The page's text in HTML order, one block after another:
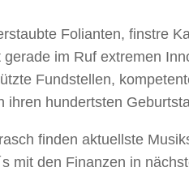
Folianten, finstre
im Ruf extremen
Fundstellen,
ihren hundertsten
finden aktuellste
mit den Finanzen in